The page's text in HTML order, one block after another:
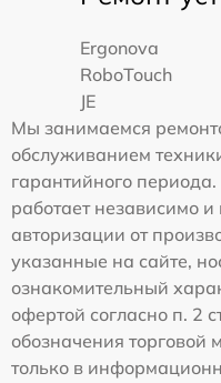
Ergonova
RoboTouch
JE
Мы занимаемся
обслуживанием
гарантийного
работает независимо
авторизации от
указанные на сайте,
ознакомительный
офертой согласно п. 2
обозначения торговой
только в